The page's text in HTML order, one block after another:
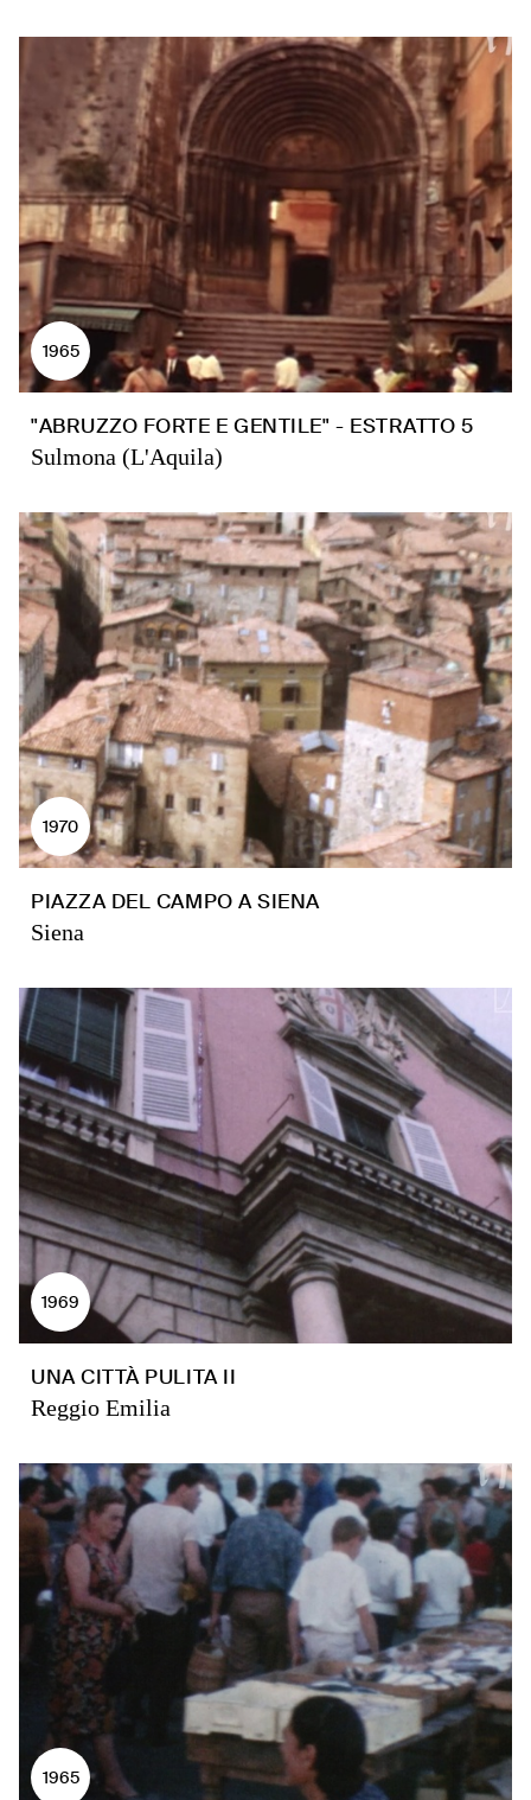
1965
"ABRUZZO FORTE E GENTILE" - ESTRATTO 5
Sulmona (L'Aquila)
1970
PIAZZA DEL CAMPO A SIENA
Siena
1969
UNA CITTÀ PULITA II
Reggio Emilia
1965